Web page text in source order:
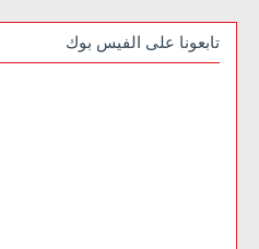
تابعونا على الفيس بوك